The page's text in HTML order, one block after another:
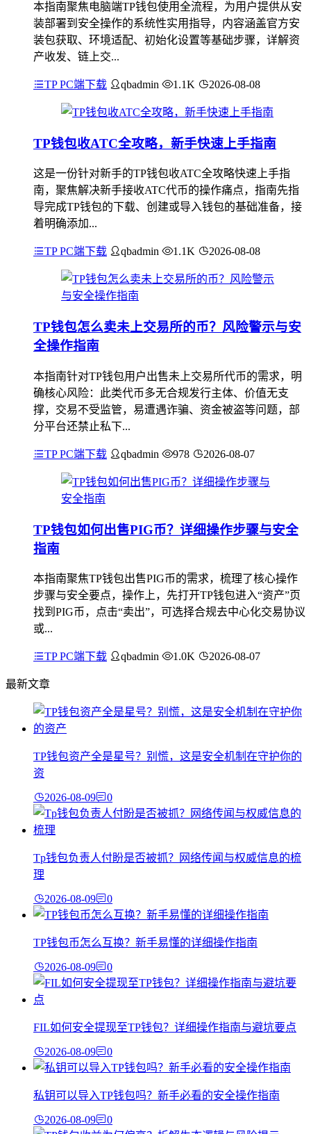
本指南聚焦电脑端TP钱包使用全流程，为用户提供从安
装部署到安全操作的系统性实用指导，内容涵盖官方安
装包获取、环境适配、初始化设置等基础步骤，详解资
产收发、链上交...
TP PC端下载 qbadmin 1.1K 2026-08-08
TP钱包收ATC全攻略，新手快速上手指南
这是一份针对新手的TP钱包收ATC全攻略快速上手指
南，聚焦解决新手接收ATC代币的操作痛点，指南先指
导完成TP钱包的下载、创建或导入钱包的基础准备，接
着明确添加...
TP PC端下载 qbadmin 1.1K 2026-08-08
TP钱包怎么卖未上交易所的币？风险警示与安
全操作指南
本指南针对TP钱包用户出售未上交易所代币的需求，明
确核心风险：此类代币多无合规发行主体、价值无支
撑，交易不受监管，易遭遇诈骗、资金被盗等问题，部
分平台还禁止私下...
TP PC端下载 qbadmin 978 2026-08-07
TP钱包如何出售PIG币？详细操作步骤与安全
指南
本指南聚焦TP钱包出售PIG币的需求，梳理了核心操作
步骤与安全要点，操作上，先打开TP钱包进入“资产”页
找到PIG币，点击“卖出”，可选择合规去中心化交易协议
或...
TP PC端下载 qbadmin 1.0K 2026-08-07
最新文章
TP钱包资产全是星号？别慌，这是安全机制在守护你的
资
2026-08-09 0
Tp钱包负责人付盼是否被抓？网络传闻与权威信息的梳
理
2026-08-09 0
TP钱包币怎么互换？新手易懂的详细操作指南
2026-08-09 0
FIL如何安全提现至TP钱包？详细操作指南与避坑要点
2026-08-09 0
私钥可以导入TP钱包吗？新手必看的安全操作指南
2026-08-09 0